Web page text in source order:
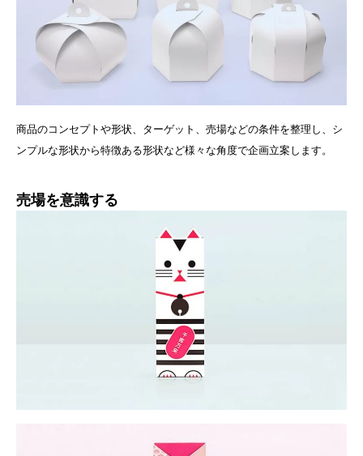
商品のコンセプトや形状、ターゲット、売場などの条件を整理し、シ
ンプルな形状から特徴ある形状など様々な角度で企画立案します。
売場を意識する